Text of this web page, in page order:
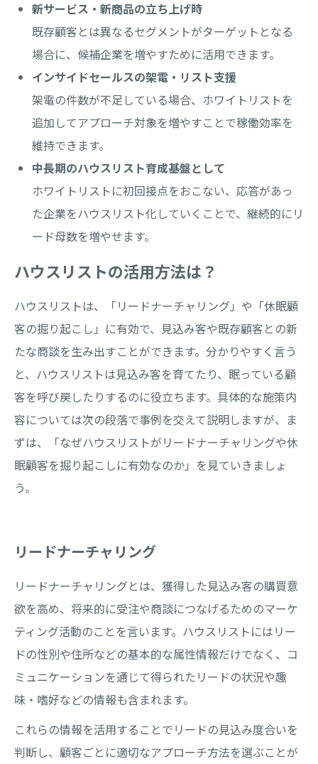
新サービス・新商品の立ち上げ時
既存顧客とは異なるセグメントがターゲットとなる
場合に、候補企業を増やすために活用できます。
インサイドセールスの架電・リスト支援
架電の件数が不足している場合、ホワイトリストを
追加してアプローチ対象を増やすことで稼働効率を
維持できます。
中長期のハウスリスト育成基盤として
ホワイトリストに初回接点をおこない、応答があっ
た企業をハウスリスト化していくことで、継続的にリ
ード母数を増やせます。
ハウスリストの活用方法は？
ハウスリストは、「リードナーチャリング」や「休眠顧
客の掘り起こし」に有効で、見込み客や既存顧客との新
たな商談を生み出すことができます。分かりやすく言う
と、ハウスリストは見込み客を育てたり、眠っている顧
客を呼び戻したりするのに役立ちます。具体的な施策内
容については次の段落で事例を交えて説明しますが、ま
ずは、「なぜハウスリストがリードナーチャリングや休
眠顧客を掘り起こしに有効なのか」を見ていきましょ
う。
リードナーチャリング
リードナーチャリングとは、獲得した見込み客の購買意
欲を高め、将来的に受注や商談につなげるためのマーケ
ティング活動のことを言います。ハウスリストにはリー
ドの性別や住所などの基本的な属性情報だけでなく、コ
ミュニケーションを通じて得られたリードの状況や趣
味・嗜好などの情報も含まれます。
これらの情報を活用することでリードの見込み度合いを
判断し、顧客ごとに適切なアプローチ方法を選ぶことが